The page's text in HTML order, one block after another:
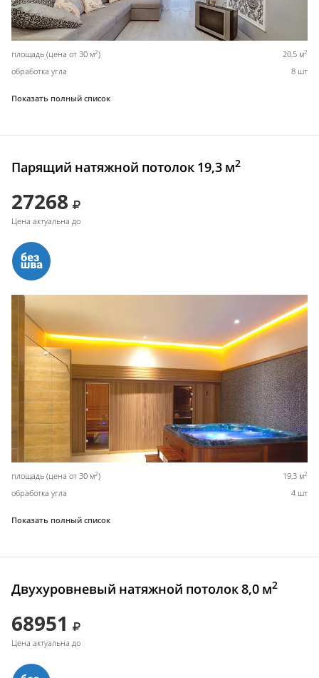
площадь (цена от 30 м2) 20,5 м2
обработка угла 8 шт
Показать полный список
Парящий натяжной потолок 19,3 м2
27268
Цена актуальна до
площадь (цена от 30 м2) 19,3 м2
обработка угла 4 шт
Показать полный список
Двухуровневый натяжной потолок 8,0 м2
68951
Цена актуальна до